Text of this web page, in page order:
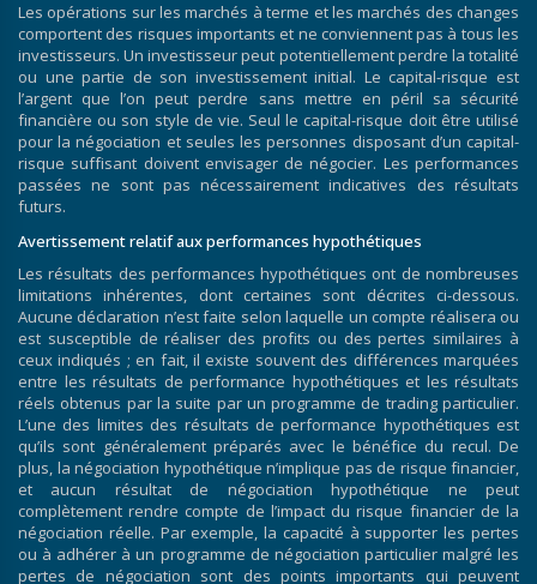
Les opérations sur les marchés à terme et les marchés des changes
comportent des risques importants et ne conviennent pas à tous les
investisseurs. Un investisseur peut potentiellement perdre la totalité
ou une partie de son investissement initial. Le capital-risque est
l’argent que l’on peut perdre sans mettre en péril sa sécurité
financière ou son style de vie. Seul le capital-risque doit être utilisé
pour la négociation et seules les personnes disposant d’un capital-
risque suffisant doivent envisager de négocier. Les performances
passées ne sont pas nécessairement indicatives des résultats
futurs.
Avertissement relatif aux performances hypothétiques
Les résultats des performances hypothétiques ont de nombreuses
limitations inhérentes, dont certaines sont décrites ci-dessous.
Aucune déclaration n’est faite selon laquelle un compte réalisera ou
est susceptible de réaliser des profits ou des pertes similaires à
ceux indiqués ; en fait, il existe souvent des différences marquées
entre les résultats de performance hypothétiques et les résultats
réels obtenus par la suite par un programme de trading particulier.
L’une des limites des résultats de performance hypothétiques est
qu’ils sont généralement préparés avec le bénéfice du recul. De
plus, la négociation hypothétique n’implique pas de risque financier,
et aucun résultat de négociation hypothétique ne peut
complètement rendre compte de l’impact du risque financier de la
négociation réelle. Par exemple, la capacité à supporter les pertes
ou à adhérer à un programme de négociation particulier malgré les
pertes de négociation sont des points importants qui peuvent